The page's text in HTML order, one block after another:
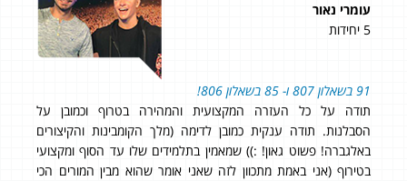
עומרי נאור
5 יחידות
91 בשאלון 807 ו- 85 בשאלון 806!
תודה על כל העזרה המקצועית והמהירה בטרוף וכמובן על
הסבלנות. תודה ענקית כמובן לדימה (מלך הקומבינות והקיצורים
באלגברה! פשוט גאון! :)) שמאמין בתלמידים שלו עד הסוף ומקצועי
בטירוף (אני באמת מתכוון לזה שאני אומר שהוא מבין המורים הכי